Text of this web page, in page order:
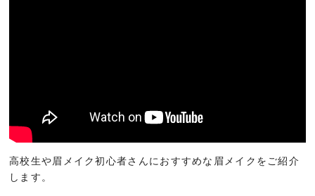
高校生や眉メイク初心者さんにおすすめな眉メイクをご紹介
します。